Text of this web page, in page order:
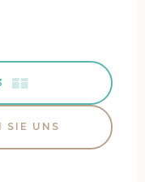
▒▒
SIE UNS